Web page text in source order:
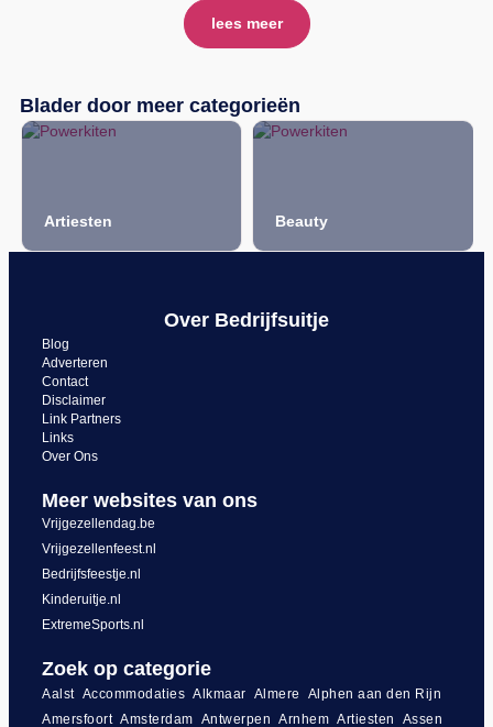
lees meer
Blader door meer categorieën
Beauty Citygames
Over Bedrijfsuitje
Blog
Adverteren
Contact
Disclaimer
Link Partners
Links
Over Ons
Meer websites van ons
Vrijgezellendag.be
Vrijgezellenfeest.nl
Bedrijfsfeestje.nl
Kinderuitje.nl
ExtremeSports.nl
Zoek op categorie
Aalst Accommodaties Alkmaar Almere
Alphen aan den Rijn
Amersfoort Amsterdam Antwerpen Arnhem Artiesten Assen